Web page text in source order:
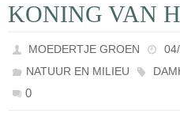
KONING VAN
MOEDERTJE GROEN
NATUUR EN MILIEU
0